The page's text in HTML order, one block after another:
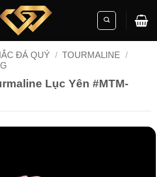
ĐÁ QUÝ / TOURMALINE /
Lục Yên #MTM-